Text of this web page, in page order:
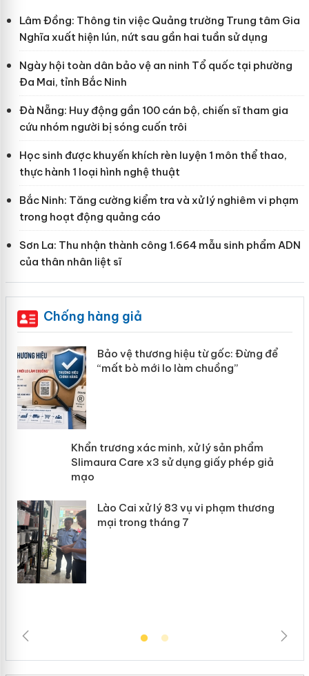
Lâm Đồng: Thông tin việc Quảng trường Trung tâm Gia
Nghĩa xuất hiện lún, nứt sau gần hai tuần sử dụng
Ngày hội toàn dân bảo vệ an ninh Tổ quốc tại phường
Đa Mai, tỉnh Bắc Ninh
Đà Nẵng: Huy động gần 100 cán bộ, chiến sĩ tham gia
cứu nhóm người bị sóng cuốn trôi
Học sinh được khuyến khích rèn luyện 1 môn thể thao,
thực hành 1 loại hình nghệ thuật
Bắc Ninh: Tăng cường kiểm tra và xử lý nghiêm vi phạm
trong hoạt động quảng cáo
Sơn La: Thu nhận thành công 1.664 mẫu sinh phẩm ADN
của thân nhân liệt sĩ
Chống hàng giả
Bảo vệ thương hiệu từ gốc: Đừng để
“mất bò mới lo làm chuồng”
Khẩn trương xác minh, xử lý sản phẩm
Slimaura Care x3 sử dụng giấy phép